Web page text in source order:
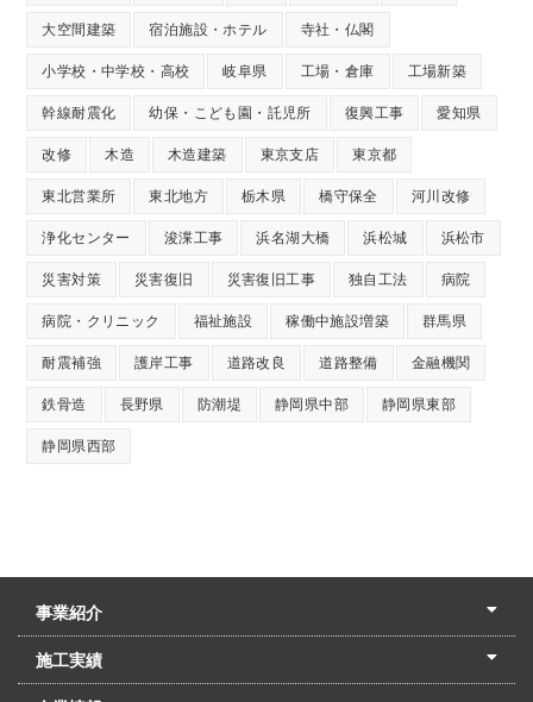
大空間建築 宿泊施設・ホテル 寺社・仏閣
小学校・中学校・高校 岐阜県 工場・倉庫 工場新築
幹線耐震化 幼保・こども園・託児所 復興工事 愛知県
改修 木造 木造建築 東京支店 東京都
東北営業所 東北地方 栃木県 橋守保全 河川改修
浄化センター 浚渫工事 浜名湖大橋 浜松城 浜松市
災害対策 災害復旧 災害復旧工事 独自工法 病院
病院・クリニック 福祉施設 稼働中施設増築 群馬県
耐震補強 護岸工事 道路改良 道路整備 金融機関
鉄骨造 長野県 防潮堤 静岡県中部 静岡県東部
静岡県西部
事業紹介
土木本部
建築本部
PPP・PFI
リフォーム・リノベーション
中村建設の家
施工実績